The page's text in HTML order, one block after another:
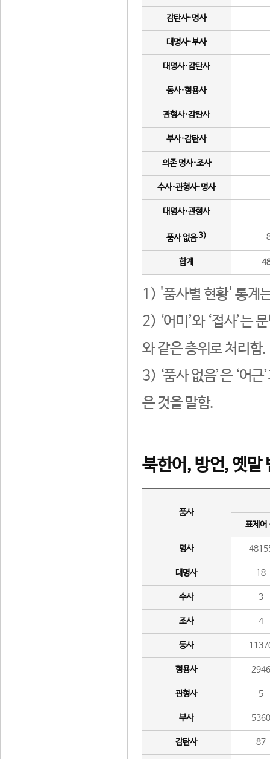
감탄사·명사
대명사·부사
대명사·감탄사
동사·형용사
관형사·감탄사
부사·감탄사
의존 명사·조사
수사·관형사·명사
대명사·관형사
품사 없음3)
합계
1) '품사별 현황' 통계
2) ‘어미’와 ‘접사’는
와 같은 층위로 처리함.
3) ‘품사 없음’은 ‘어
은 것을 말함.
북한어, 방언, 옛말
품사
표제어
명사
대명사 18
수사 3
조사 4
동사
형용사 2946
관형사 5
부사 5360
감탄사 87